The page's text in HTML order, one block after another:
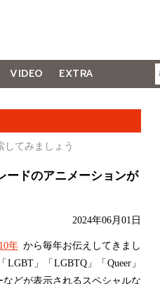
VIDEO
EXTRA
してみましょう
ードのアニメーションが
2024年06月01日
年 から毎年お伝えしてきまし
」「LGBTQ」「Queer」
どが表示されるスペシャルな